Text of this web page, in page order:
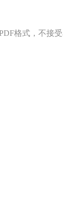
格式，不接受